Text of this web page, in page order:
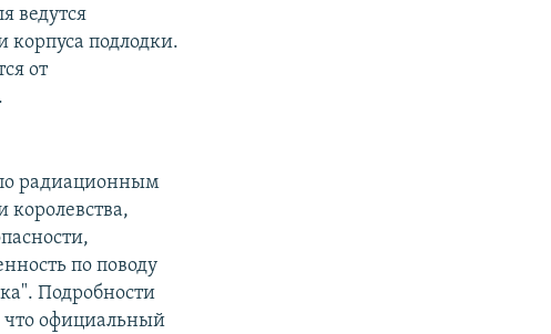
ведутся
корпуса подлодки.
от
по радиационным
королевства,
по поводу
Подробности
что официальный